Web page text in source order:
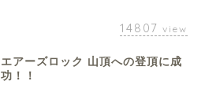
14807 view
エアーズロック 山頂への登頂に成
功！！